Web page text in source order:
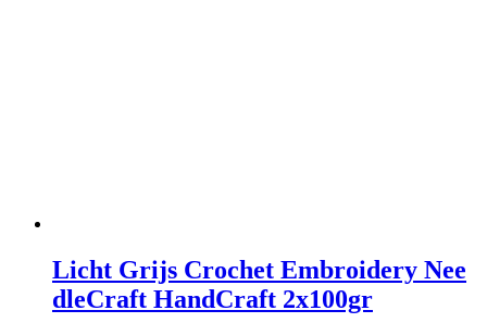
Licht Grijs Crochet Embroidery Nee
dleCraft HandCraft 2x100gr